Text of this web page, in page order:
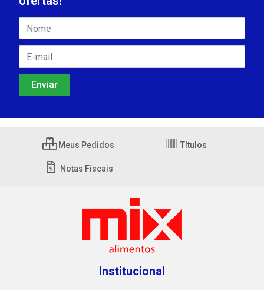
Meus Pedidos Títulos
Notas Fiscais
Institucional